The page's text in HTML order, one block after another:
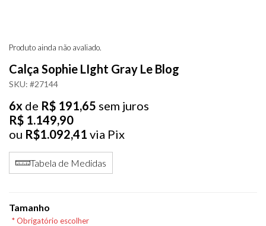
Produto ainda não avaliado.
Calça Sophie LIght Gray Le Blog
SKU: #27144
6x de R$ 191,65 sem juros
R$ 1.149,90
ou R$1.092,41 via Pix
Tabela de Medidas
Tamanho
* Obrigatório escolher